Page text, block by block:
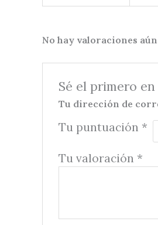
No hay valoraciones
Sé el primero en
Tu dirección de
Tu puntuación *
Tu valoración *